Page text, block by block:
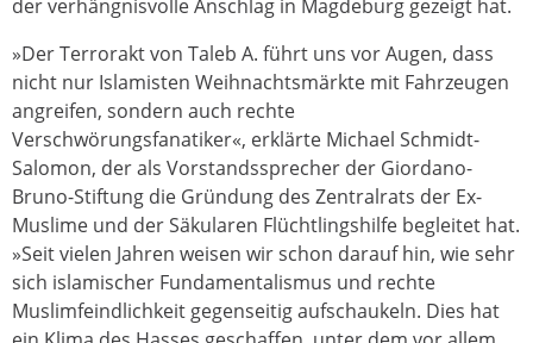
der verhängnisvolle Anschlag in Magdeburg gezeigt hat.
»Der Terrorakt von Taleb A. führt uns vor Augen, dass
nicht nur Islamisten Weihnachtsmärkte mit Fahrzeugen
angreifen, sondern auch rechte
Verschwörungsfanatiker«, erklärte Michael Schmidt-
Salomon, der als Vorstandssprecher der Giordano-
Bruno-Stiftung die Gründung des Zentralrats der Ex-
Muslime und der Säkularen Flüchtlingshilfe begleitet hat.
»Seit vielen Jahren weisen wir schon darauf hin, wie sehr
sich islamischer Fundamentalismus und rechte
Muslimfeindlichkeit gegenseitig aufschaukeln. Dies hat